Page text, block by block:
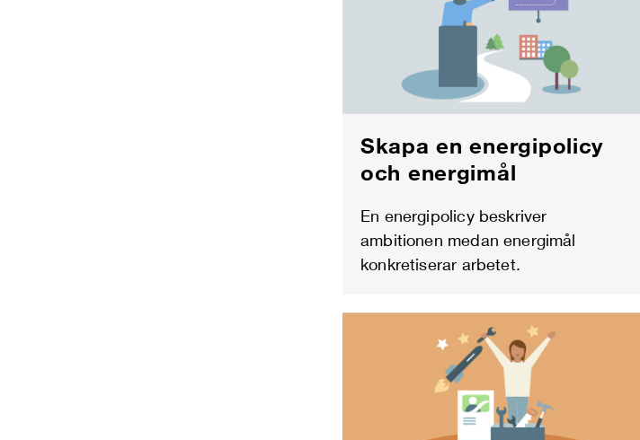
Skapa en energipolicy
och energimål
En energipolicy beskriver
ambitionen medan energimål
konkretiserar arbetet.